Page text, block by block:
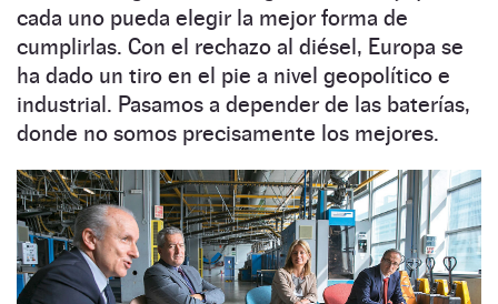
cada uno pueda elegir la mejor forma de
cumplirlas. Con el rechazo al diésel, Europa se
ha dado un tiro en el pie a nivel geopolítico e
industrial. Pasamos a depender de las baterías,
donde no somos precisamente los mejores.